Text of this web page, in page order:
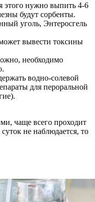
этого нужно выпить 4-6
будут сорбенты.
уголь, Энтеросгель
вывести токсины
необходимо
водно-солевой
для пероральной
чаще всего проходит
не наблюдается, то